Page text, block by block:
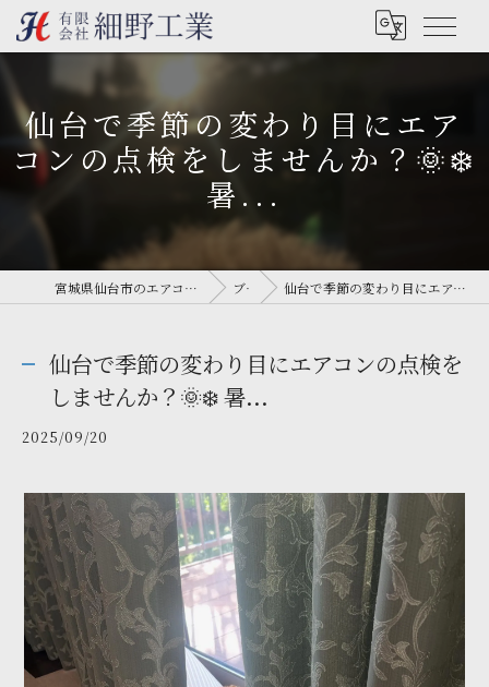
仙台で季節の変わり目にエア
コンの点検をしませんか？🌞❄️
暑...
宮城県仙台市のエアコン工事なら有限会社細野工業 ブログ 仙台で季節の変わり目にエアコンの点検をしませんか？🌞❄️ 暑...
仙台で季節の変わり目にエアコンの点検を
しませんか？🌞❄️ 暑...
2025/09/20